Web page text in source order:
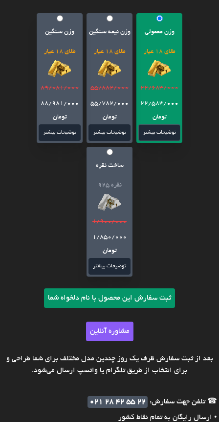
وزن معمولی
طلای 18 عیار
22/683/000
22/583/000
تومان
توضیحات بیشتر
وزن نیمه سنگین
طلای 18 عیار
55/882/000
55/782/000
تومان
توضیحات بیشتر
وزن سنگین
طلای 18 عیار
89/081/000
88/981/000
تومان
توضیحات بیشتر
ساخت نقره
نقره 925
1/900/000
1/850/000
تومان
توضیحات بیشتر
ثبت سفارش این محصول با نام دلخواه شما
مشاوره آنلاین
بعد از ثبت سفارش ظرف یک روز چندین مدل مختلف برای شما طراحی و
برای انتخاب از طریق تلگرام یا واتسپ ارسال می‌شود.
☎ تلفن جهت سفارش:
021 28 42 55 22
• ارسال رایگان به تمام نقاط کشور